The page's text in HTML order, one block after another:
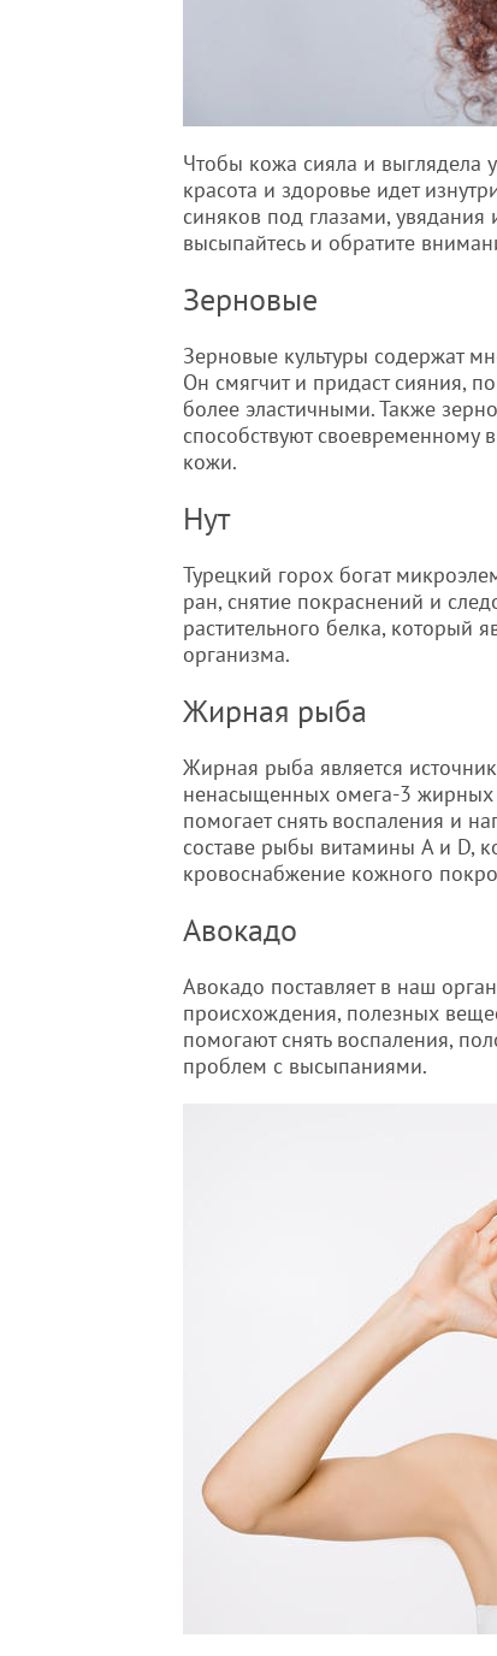
Чтобы кожа сияла и выглядела
красота и здоровье идет
синяков под глазами,
высыпайтесь и обратите
Зерновые
Зерновые культуры содержат
Он смягчит и придаст сияния,
более эластичными. Также
способствуют своевременному
кожи.
Нут
Турецкий горох богат
ран, снятие покраснений и
растительного белка, который
организма.
Жирная рыба
Жирная рыба является
ненасыщенных омега-3 жирных
помогает снять воспаления и
составе рыбы витамины A и D,
кровоснабжение кожного
Авокадо
Авокадо поставляет в наш
происхождения, полезных
помогают снять воспаления,
проблем с высыпаниями.